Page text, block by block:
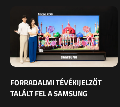
FORRADALMI TÉVÉKIJELZŐT
TALÁLT FEL A SAMSUNG